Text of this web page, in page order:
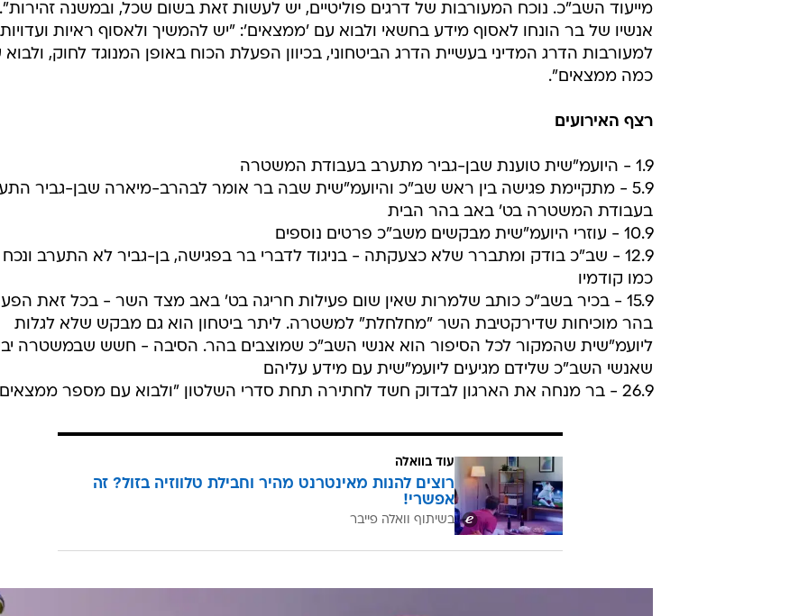
מייעוד השב"כ. נוכח המעורבות של דרגים פוליטיים, יש לעשות זאת בשום שכל, ובמשנה זהירות".
אנשיו של בר הונחו לאסוף מידע בחשאי ולבוא עם 'ממצאים': "יש להמשיך ולאסוף ראיות ועדויות
למעורבות הדרג המדיני בעשיית הדרג הביטחוני, בכיוון הפעלת הכוח באופן המנוגד לחוק,
כמה ממצאים".
רצף האירועים
1.9 - היועמ"שית טוענת שבן-גביר מתערב בעבודת המשטרה
5.9 - מתקיימת פגישה בין ראש שב"כ והיועמ"שית שבה בר אומר לבהרב-מיארה שבן-גביר
בעבודת המשטרה בט' באב בהר הבית
10.9 - עוזרי היועמ"שית מבקשים משב"כ פרטים נוספים
12.9 - שב"כ בודק ומתברר שלא כצעקתה - בניגוד לדברי בר בפגישה, בן-גביר לא התערב
כמו קודמיו
15.9 - בכיר בשב"כ כותב שלמרות שאין שום פעילות חריגה בט' באב מצד השר - בכל זאת
בהר מוכיחות שדירקטיבת השר "מחלחלת" למשטרה. ליתר ביטחון הוא גם מבקש שלא לגלות
ליועמ"שית שהמקור לכל הסיפור הוא אנשי השב"כ שמוצבים בהר. הסיבה - חשש שבמשטרה
שאנשי השב"כ שלידם מגיעים ליועמ"שית עם מידע עליהם
26.9 - בר מנחה את הארגון לבדוק חשד לחתירה תחת סדרי השלטון "ולבוא עם מספר ממצאים".
עוד בוואלה
רוצים להנות מאינטרנט מהיר וחבילת טלווזיה בזול? זה
אפשרי!
בשיתוף וואלה פייבר